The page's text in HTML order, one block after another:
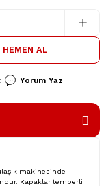
HEMEN AL
Yorum Yaz
makinesinde
Kapaklar temperli